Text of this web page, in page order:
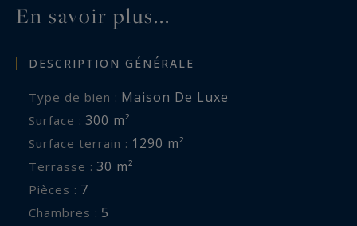
En savoir plus...
DESCRIPTION GÉNÉRALE
Type de bien : Maison De Luxe
Surface : 300 m²
Surface terrain : 1290 m²
Terrasse : 30 m²
Pièces : 7
Chambres : 5